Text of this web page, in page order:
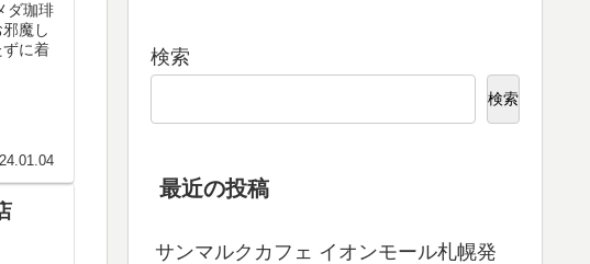
ダ珈琲
魔し
に着
検索
検索
最近の投稿
サンマルクカフェ イオンモール札幌発